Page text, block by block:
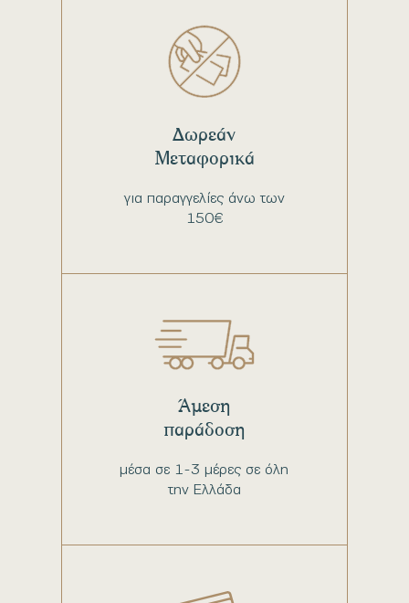
για παραγγελίες άνω των
150€
Δωρεάν
Μεταφορικά
μέσα σε 1-3 μέρες σε όλη
την Ελλάδα
Άμεση
παράδοση